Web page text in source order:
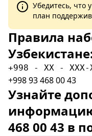
Убедитесь, что
план
Правила
+998 - XX - XXX-
+998 93 468 00 43
Узнайте
468 00 43 в